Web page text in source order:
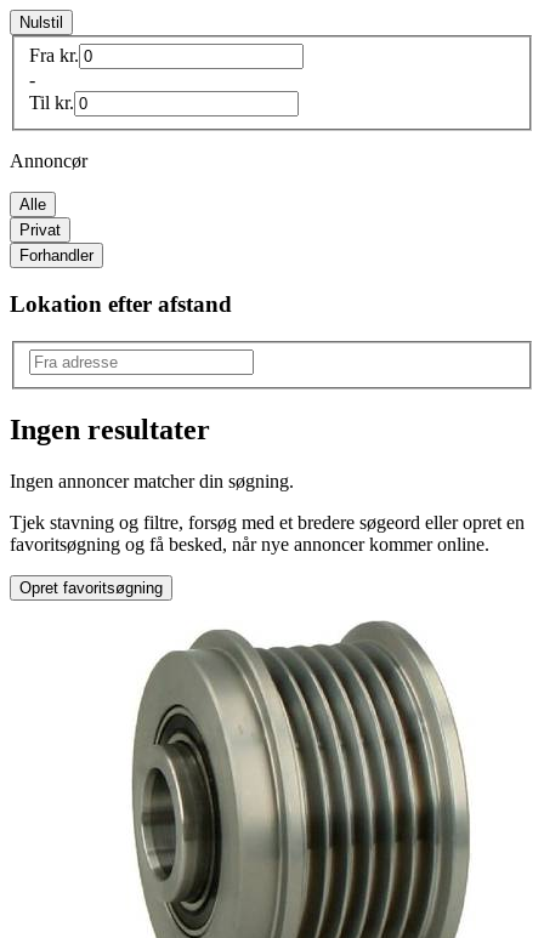
Nulstil
Fra kr.
-
Til kr.
Annoncør
Alle
Privat
Forhandler
Lokation efter afstand
Generator
Ingen resultater
Ingen annoncer matcher din søgning.
Tjek stavning og filtre, forsøg med et bredere søgeord eller opret en
favoritsøgning og få besked, når nye annoncer kommer online.
Opret favoritsøgning